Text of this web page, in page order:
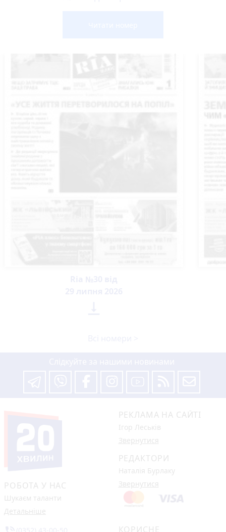
РОБОТА У НАС
Шукаєм таланти
Детальніше
РЕКЛАМА НА САЙТІ
Ігор Леськів
Звернутися
РЕДАКТОРИ
Наталія Бурлаку
Звернутися
КОРИСНЕ